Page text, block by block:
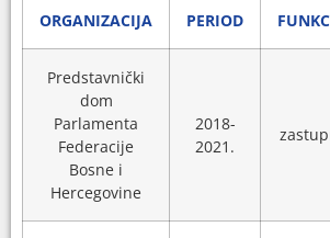
ORGANIZACIJA PERIOD
Predstavnički
dom
Parlamenta
Federacije
Bosne i
Hercegovine
2018-
2021.